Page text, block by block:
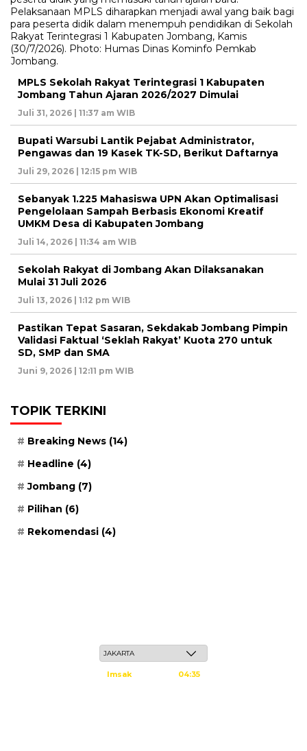
MPLS Sekolah Rakyat Terintegrasi 1 Kabupaten
Jombang Tahun Ajaran 2026/2027 Dimulai
Juli 31, 2026 | 11:37 am WIB
Bupati Warsubi Lantik Pejabat Administrator,
Pengawas dan 19 Kasek TK-SD, Berikut Daftarnya
Juli 29, 2026 | 12:15 pm WIB
Sebanyak 1.225 Mahasiswa UPN Akan Optimalisasi
Pengelolaan Sampah Berbasis Ekonomi Kreatif
UMKM Desa di Kabupaten Jombang
Juli 14, 2026 | 11:34 am WIB
Sekolah Rakyat di Jombang Akan Dilaksanakan
Mulai 31 Juli 2026
Juli 13, 2026 | 1:12 pm WIB
Pastikan Tepat Sasaran, Sekdakab Jombang Pimpin
Validasi Faktual ‘Seklah Rakyat’ Kuota 270 untuk
SD, SMP dan SMA
Juni 9, 2026 | 12:11 pm WIB
TOPIK TERKINI
Breaking News (14)
Headline (4)
Jombang (7)
Pilihan (6)
Rekomendasi (4)
Imsak 04:35